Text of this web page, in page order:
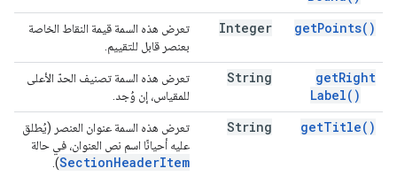
getPoints( )
Integer
تعرض هذه السمة قيمة النقاط الخاصة
بعنصر قابل للتقييم.
getRight
Label( )
String
تعرض هذه السمة تصنيف الحدّ الأعلى
للمقياس، إن وُجد.
getTitle( )
String
تعرض هذه السمة عنوان العنصر (يُطلق
عليه أحيانًا اسم نص العنوان، في حالة
SectionHeaderItem
).